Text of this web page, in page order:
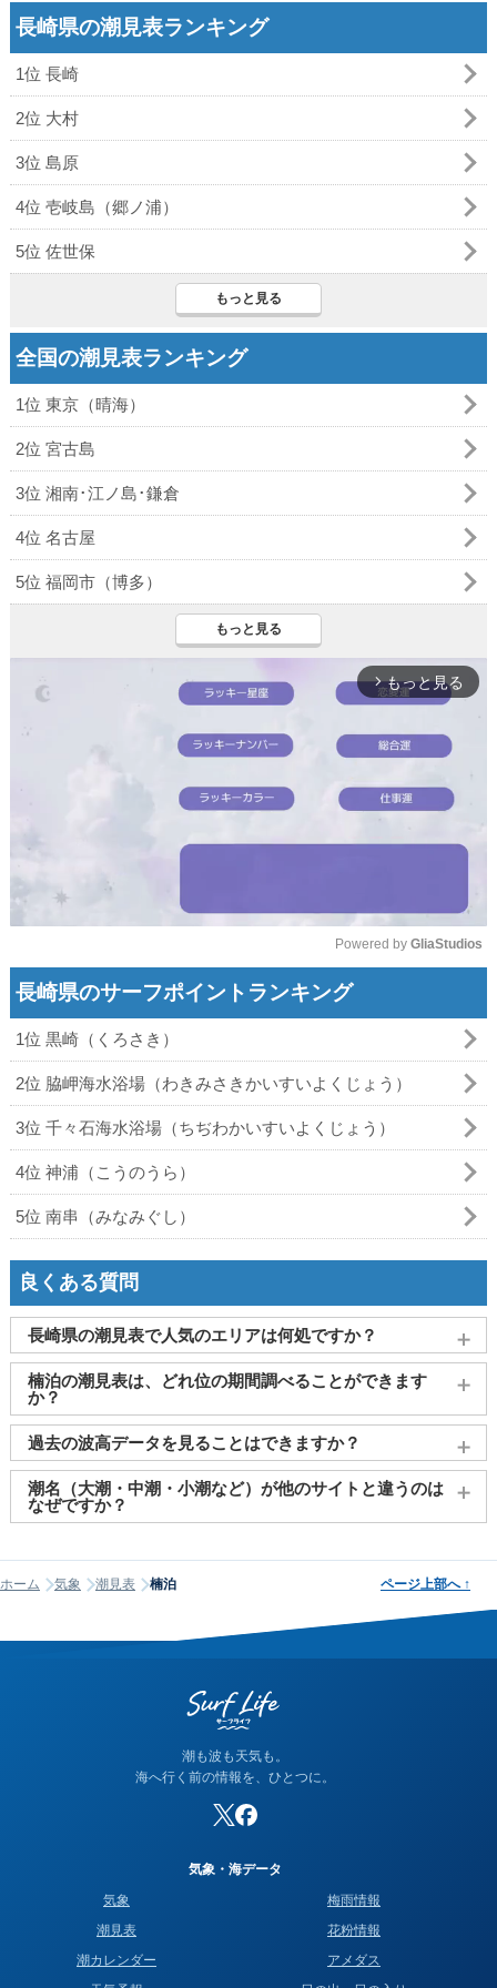
長崎県の潮見表ランキング
1位 長崎
2位 大村
3位 島原
4位 壱岐島（郷ノ浦）
5位 佐世保
もっと見る
全国の潮見表ランキング
1位 東京（晴海）
2位 宮古島
3位 湘南･江ノ島･鎌倉
4位 名古屋
5位 福岡市（博多）
もっと見る
arrow_forward_ios もっと見る
Powered by GliaStudios
長崎県のサーフポイントランキング
1位 黒崎（くろさき）
2位 脇岬海水浴場（わきみさきかいすいよくじょう）
3位 千々石海水浴場（ちぢわかいすいよくじょう）
4位 神浦（こうのうら）
5位 南串（みなみぐし）
良くある質問
長崎県の潮見表で人気のエリアは何処ですか？
長崎、大村、島原 、壱岐島（郷ノ浦）、 佐世保がよく見られ
ております。
楠泊の潮見表は、どれ位の期間調べることができます
か？
2011～2027年までの16年間分の潮汐情報や日の出・日の入りを
調べることができます。視覚的に分かり易くタイドグラフで、
日の出・日の入り情報も合わせて確認することができます。
過去の波高データを見ることはできますか？
大変申し訳ございませんが、過去の波高データ（波の高さ）に
関してはご提供しておりません。
潮名（大潮・中潮・小潮など）が他のサイトと違うのは
なぜですか？
何日まで大潮」という統一された公的な定義はありません。そ
のため、サイトが採用する計算方式によって、境界にあたる日
って見える場合は、そのサイトが別の方式を使っている可能性
ホーム 気象 潮見表 楠泊 ページ上部へ ↑
潮も波も天気も。
海へ行く前の情報を、ひとつに。
気象・海データ
気象
潮見表
潮カレンダー
梅雨情報
花粉情報
アメダス